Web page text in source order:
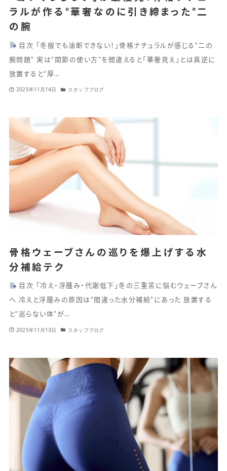
ラルが作る“華奢なのに引き締まった”二
の腕
目次 「冬服でも油断できない！」骨格ナチュラルが感じる“二の
腕問題” 実は“関節の使い方”を間違えると「華奢見え」とは真逆に
放置すると“厚…
2025年11月14日 スタッフブログ
骨格ウェーブさんの巡りを爆上げする水
分補給テク
目次 「冷え・浮腫み・代謝低下」冬の三重苦に悩むウェーブさん
へ 冷えと浮腫みの原因は“間違った水分補給”にあった 放置する
と“巡らない体”が…
2025年11月13日 スタッフブログ